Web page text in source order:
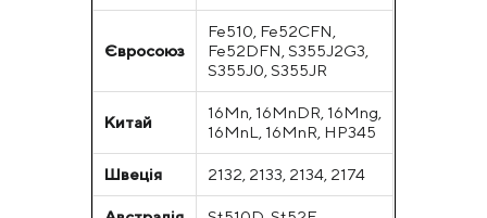
Євросоюз
Fe510, Fe52CFN,
Fe52DFN, S355J2G3,
S355J0, S355JR
Китай
16Mn, 16MnDR, 16Mng,
16MnL, 16MnR, HP345
Швеція 2132, 2133, 2134, 2174